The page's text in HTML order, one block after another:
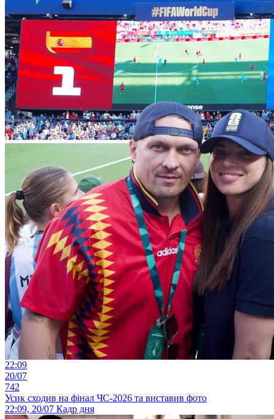
22:09
20/07
742
Усик сходив на фінал ЧС-2026 та виставив фото
22:09, 20/07 Кадр дня